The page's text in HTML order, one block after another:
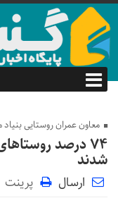
معاون عمران روستایی
۷۴ درصد
شدند
ارسال پرینت